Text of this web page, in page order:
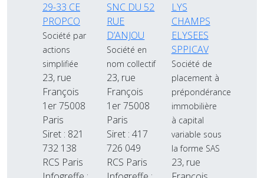
29-33 CE
PROPCO
Société par
actions
simplifiée
23, rue
François
1er 75008
Paris
Siret : 821
732 138
RCS Paris
SNC DU 52
RUE
D’ANJOU
Société en
nom collectif
23, rue
François
1er 75008
Paris
Siret : 417
726 049
RCS Paris
LYS
CHAMPS
ELYSEES
SPPICAV
Société de
placement à
prépondérance
immobilière
à capital
variable sous
la forme SAS
23, rue